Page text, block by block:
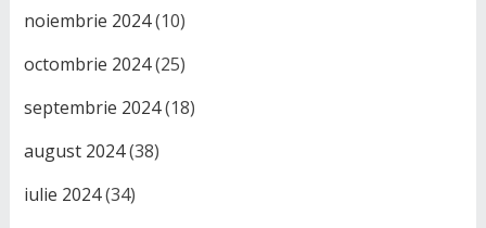
noiembrie 2024(10)
octombrie 2024(25)
septembrie 2024(18)
august 2024(38)
iulie 2024(34)